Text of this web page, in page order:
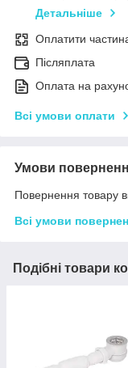
Детальніше
Оплатити
Післяплата
Оплата на
Всі умови оплати
Умови
Повернення товару
Всі умови
Подібні товари